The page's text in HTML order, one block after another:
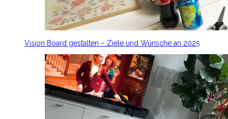
Vision Board gestalten – Ziele und Wünsche an 2025